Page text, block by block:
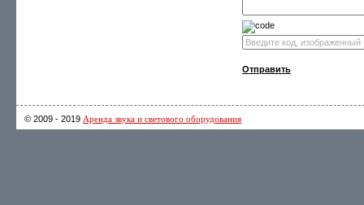
Отправить
© 2009 - 2019 Аренда звука и светового оборудования